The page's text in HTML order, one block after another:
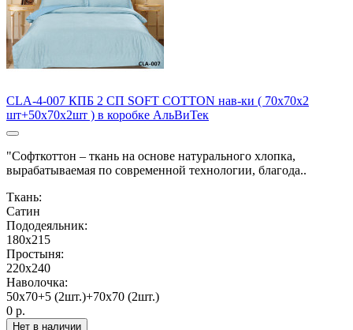
CLA-4-007 КПБ 2 СП SOFT COTTON нав-ки ( 70х70х2
шт+50х70х2шт ) в коробке АльВиТек
"Софткоттон – ткань на основе натурального хлопка,
вырабатываемая по современной технологии, благода..
Ткань:
Сатин
Пододеяльник:
180х215
Простыня:
220х240
Наволочка:
50х70+5 (2шт.)+70х70 (2шт.)
0 р.
Нет в наличии